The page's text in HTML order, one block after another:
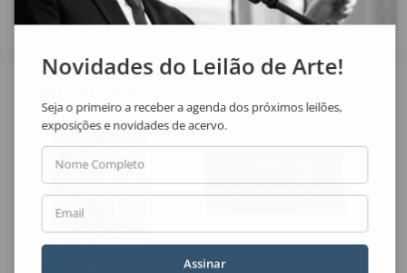
Novidades do Leilão de Arte!
Seja o primeiro a receber a agenda dos próximos leilões,
exposições e novidades de acervo.
Nome Completo
Email
Assinar